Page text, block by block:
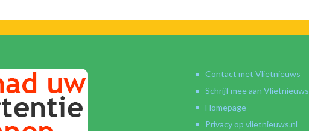
Contact met Vlietnieuws
Schrijf mee aan Vlietnieuws
Homepage
Privacy op vlietnieuws.nl